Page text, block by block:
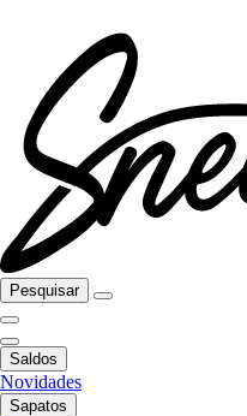
Pesquisar
Saldos
Novidades
Sapatos